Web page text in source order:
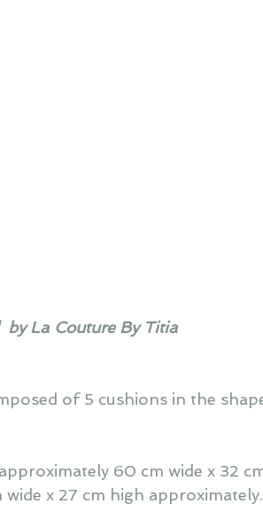
by La Couture By Titia
of 5 cushions in the
60 cm wide x 32
x 27 cm high approximately.